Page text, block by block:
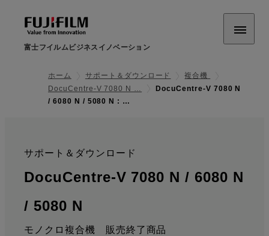
富士フイルムビジネスイノベーション
ホーム サポート＆ダウンロード
複合機
DocuCentre-V 7080 N …
DocuCentre-V 7080 N
/ 6080 N / 5080 N : …
サポート＆ダウンロード
:
DocuCentre-V 7080 N / 6080 N
/ 5080 N
モノクロ複合機 販売終了商品